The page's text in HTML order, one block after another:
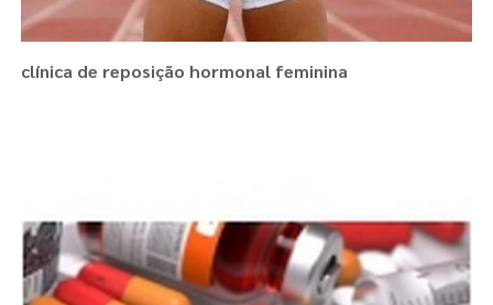
clínica de reposição hormonal feminina